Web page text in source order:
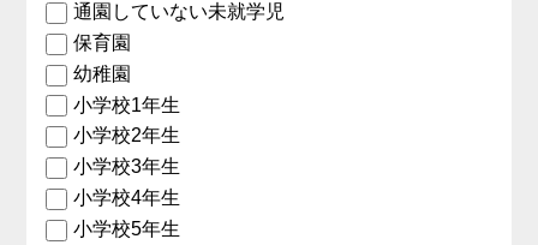
通園していない未就学児
保育園
幼稚園
小学校1年生
小学校2年生
小学校3年生
小学校4年生
小学校5年生